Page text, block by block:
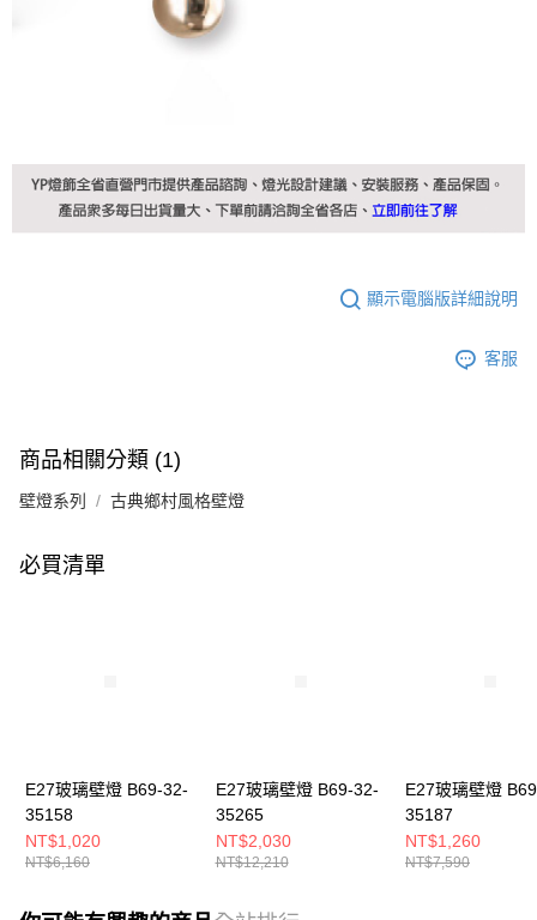
顯示電腦版詳細說明
客服
商品相關分類 (1)
壁燈系列 古典鄉村風格壁燈
必買清單
E27玻璃壁燈 B69-32-
35158
NT$1,020
NT$6,160
E27玻璃壁燈 B69-32-
35265
NT$2,030
NT$12,210
E27玻璃壁燈
35187
NT$1,260
NT$7,590